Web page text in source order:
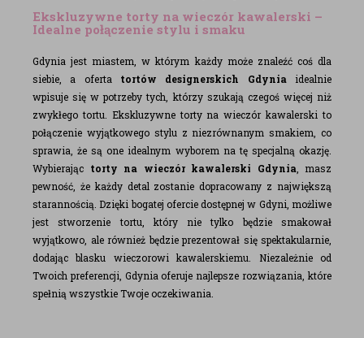
Ekskluzywne torty na wieczór kawalerski –
Idealne połączenie stylu i smaku
Gdynia jest miastem, w którym każdy może znaleźć coś dla
siebie, a oferta tortów designerskich Gdynia idealnie
wpisuje się w potrzeby tych, którzy szukają czegoś więcej niż
zwykłego tortu. Ekskluzywne torty na wieczór kawalerski to
połączenie wyjątkowego stylu z niezrównanym smakiem, co
sprawia, że są one idealnym wyborem na tę specjalną okazję.
Wybierając torty na wieczór kawalerski Gdynia , masz
pewność, że każdy detal zostanie dopracowany z największą
starannością. Dzięki bogatej ofercie dostępnej w Gdyni, możliwe
jest stworzenie tortu, który nie tylko będzie smakował
wyjątkowo, ale również będzie prezentował się spektakularnie,
dodając blasku wieczorowi kawalerskiemu. Niezależnie od
Twoich preferencji, Gdynia oferuje najlepsze rozwiązania, które
spełnią wszystkie Twoje oczekiwania.